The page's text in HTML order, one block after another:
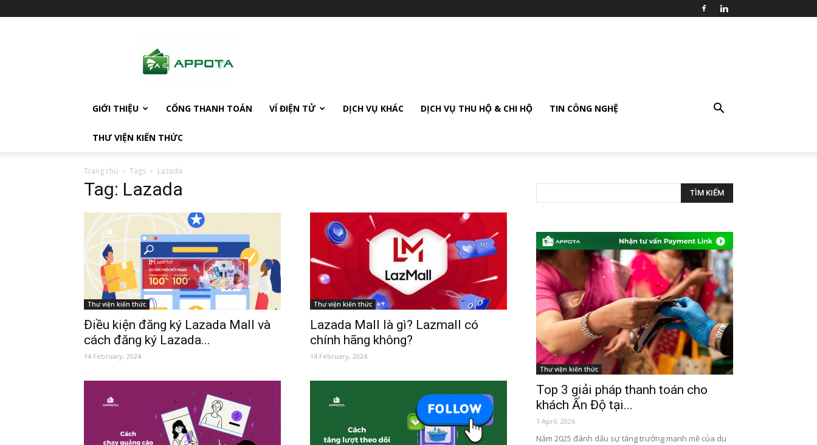
GIỚI THIỆU CỔNG THANH TOÁN VÍ ĐIỆN TỬ DỊCH VỤ KHÁC DỊCH VỤ THU HỘ & CHI HỘ TIN CÔNG NGHỆ
THƯ VIỆN KIẾN THỨC
Trang chủ Tags Lazada
Tag: Lazada
Thư viện kiến thức
Điều kiện đăng ký Lazada Mall và
cách đăng ký Lazada...
14 February, 2024
Thư viện kiến thức
Lazada Mall là gì? Lazmall có
chính hãng không?
14 February, 2024
Thư viện kiến thức
Top 3 giải pháp thanh toán cho
khách Ấn Độ tại...
1 April, 2026
Năm 2025 đánh dấu sự tăng trưởng mạnh mẽ của du